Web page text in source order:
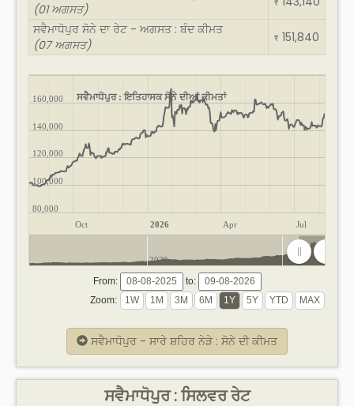
(01 ਅਗਸਤ)
₹
ਸਵੈਮਾਧੋਪੁਰ ਸੋਨੇ ਦਾ ਰੇਟ - ਅਗਸਤ : ਬੰਦ ਕੀਮਤ
(07 ਅਗਸਤ)
₹ 151,840
ਸਵੈਮਾਧੋਪੁਰ : ਇਤਿਹਾਸਕ ਸੋਨੇ ਦੀਆਂ ਕੀਮਤਾਂ
Oct 2026 Apr Jul
80,000
100,000
120,000
140,000
160,000
2020 2025
From:
to:
Zoom:
ਸਵੈਮਾਧੋਪੁਰ - ਸਾਰੇ ਸ਼ਹਿਰ ਨੇੜੇ : ਸੋਨੇ ਦੀ ਕੀਮਤ
ਸਵੈਮਾਧੋਪੁਰ : ਸਿਲਵਰ ਰੇਟ